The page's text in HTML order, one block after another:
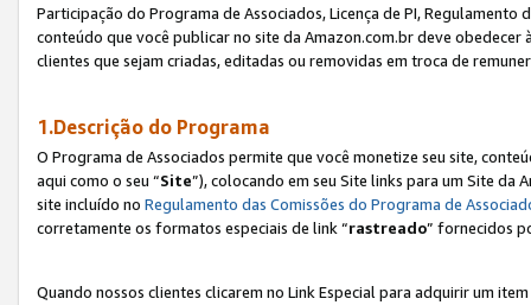
Participação do Programa de Associados, Licença de PI,
conteúdo que você publicar no site da Amazon.com.br deve
clientes que sejam criadas, editadas ou removidas em troca de
1.Descrição do Programa
O Programa de Associados permite que você monetize seu site,
aqui como o seu “Site”), colocando em seu Site links para um Site da
site incluído no Regulamento das Comissões do Programa de
corretamente os formatos especiais de link “rastreado” fornecidos
Quando nossos clientes clicarem no Link Especial para adquirir um